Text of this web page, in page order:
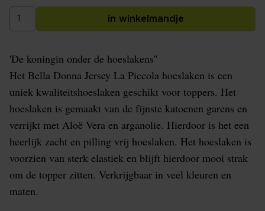
in winkelmandje
'De koningin onder de hoeslakens''
Het Bella Donna Jersey La Piccola hoeslaken is een
uniek kwaliteitshoeslaken geschikt voor toppers. Het
hoeslaken is gemaakt van de fijnste katoenen garens en
verrijkt met Aloë Vera en arganolie. Hierdoor is het een
heerlijk zacht en pilling vrij hoeslaken. Het hoeslaken is
voorzien van sterk elastiek en blijft hierdoor mooi strak
om de topper zitten. Verkrijgbaar in veel kleuren en
maten.